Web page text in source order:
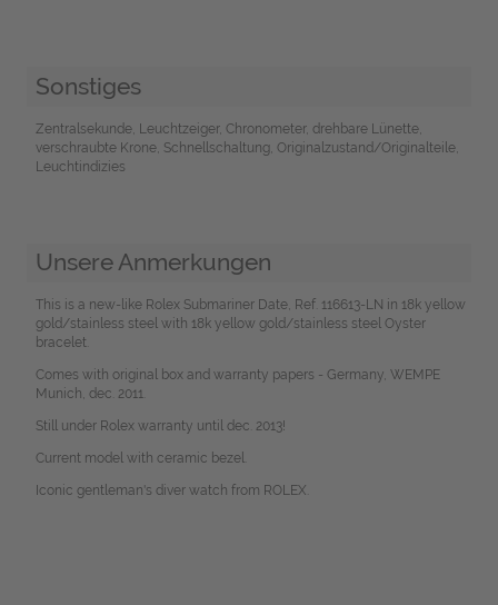
Sonstiges
Zentralsekunde, Leuchtzeiger, Chronometer, drehbare Lünette,
verschraubte Krone, Schnellschaltung, Originalzustand/Originalteile,
Leuchtindizies
Unsere Anmerkungen
This is a new-like Rolex Submariner Date, Ref. 116613-LN in 18k yellow
gold/stainless steel with 18k yellow gold/stainless steel Oyster
bracelet.
Comes with original box and warranty papers - Germany, WEMPE
Munich, dec. 2011.
Still under Rolex warranty until dec. 2013!
Current model with ceramic bezel.
Iconic gentleman's diver watch from ROLEX.